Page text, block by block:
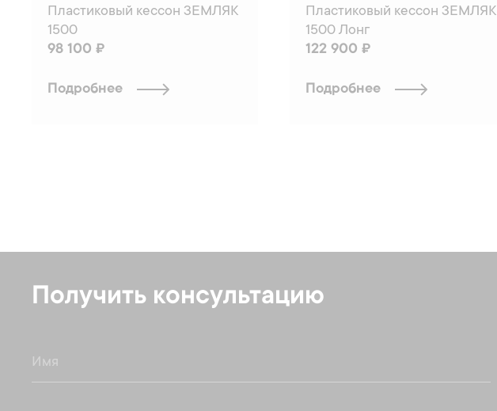
Пластиковый кессон ЗЕМЛЯК
1500
98 100 ₽
Подробнее
Пластиковый кессон ЗЕМЛЯК
1500 Лонг
122 900 ₽
Подробнее
Получить консультацию